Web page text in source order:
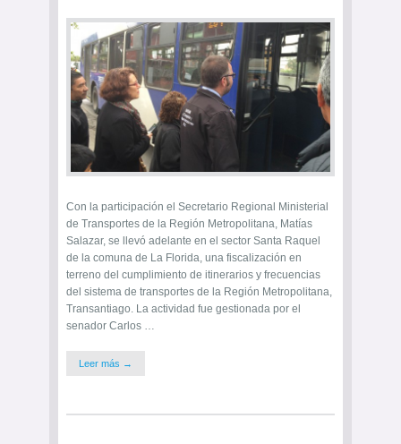
Con la participación el Secretario Regional Ministerial
de Transportes de la Región Metropolitana, Matías
Salazar, se llevó adelante en el sector Santa Raquel
de la comuna de La Florida, una fiscalización en
terreno del cumplimiento de itinerarios y frecuencias
del sistema de transportes de la Región Metropolitana,
Transantiago. La actividad fue gestionada por el
senador Carlos …
Leer más →